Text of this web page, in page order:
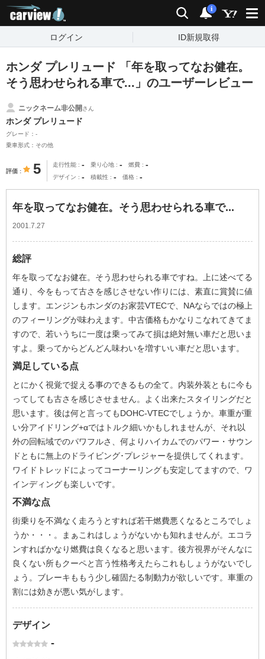
検索 通知
i
ログイン ID新規取得
ホンダ プレリュード 「年を取ってなお健在。
そう思わせられる車で...」のユーザーレビュー
ニックネーム非公開さん
ホンダ プレリュード
グレード：-
乗車形式：その他
評価 5 走行性能 - 乗り心地 - 燃費 -
デザイン - 積載性 - 価格 -
年を取ってなお健在。そう思わせられる車で...
2001.7.27
総評
年を取ってなお健在。そう思わせられる車ですね。上に述べてる
通り、今をもって古さを感じさせない作りには、素直に賞賛に値
します。エンジンもホンダのお家芸VTECで、NAならではの極上
のフィーリングが味わえます。中古価格もかなりこなれてきてま
すので、若いうちに一度は乗ってみて損は絶対無い車だと思いま
すよ。乗ってからどんどん味わいを増すいい車だと思います。
満足している点
とにかく視覚で捉える事のできるもの全て。内装外装ともに今も
ってしても古さを感じさせません。よく出来たスタイリングだと
思います。後は何と言ってもDOHC-VTECでしょうか。車重が重
い分アイドリング+αではトルク細いかもしれませんが、それ以
外の回転域でのパワフルさ、何よりハイカムでのパワー・サウン
ドともに無上のドライビング･プレジャーを提供してくれます。
ワイドトレッドによってコーナーリングも安定してますので、ワ
インディングも楽しいです。
不満な点
街乗りを不満なく走ろうとすれば若干燃費悪くなるところでしょ
うか・・・。まぁこれはしょうがないかも知れませんが。エコラ
ンすればかなり燃費は良くなると思います。後方視界がそんなに
良くない所もクーペと言う性格考えたらこれもしょうがないでし
ょう。ブレーキももう少し確固たる制動力が欲しいです。車重の
割には効きが悪い気がします。
デザイン
-